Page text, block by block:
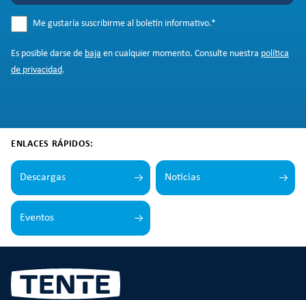
Me gustaría suscribirme al boletín informativo.*
Es posible darse de baja en cualquier momento. Consulte nuestra política
de privacidad.
ENLACES RÁPIDOS:
Descargas Noticias
Eventos